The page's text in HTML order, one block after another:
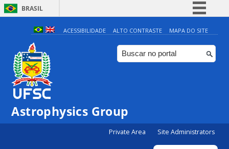
BRASIL
Simplifique!
Comunica BR
Participe
ACESSIBILIDADE ALTO CONTRASTE MAPA DO SITE
Astrophysics Group
Private Area Site Administrators